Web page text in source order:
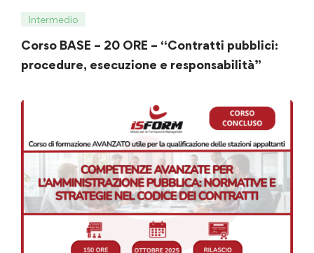
Intermedio
Corso BASE – 20 ORE – “Contratti pubblici:
procedure, esecuzione e responsabilità”